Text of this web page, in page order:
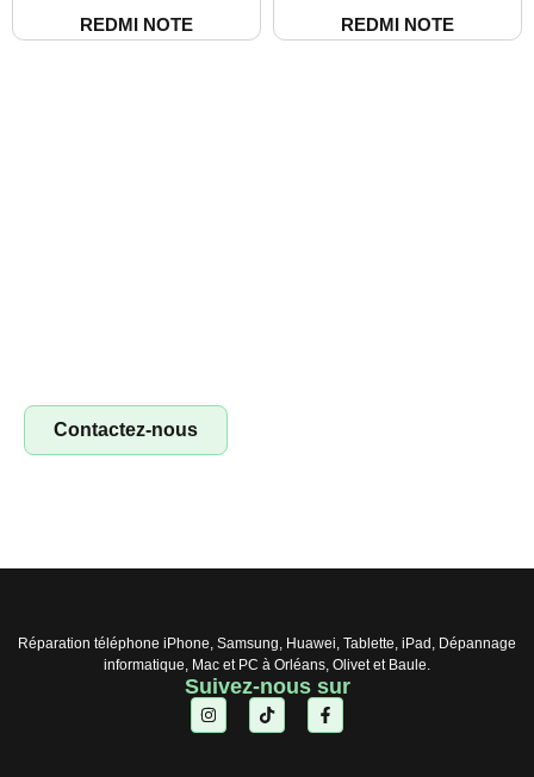
REDMI NOTE REDMI NOTE
Contactez-nous
Réparation téléphone iPhone, Samsung, Huawei, Tablette, iPad, Dépannage
informatique, Mac et PC à Orléans, Olivet et Baule.
Suivez-nous sur